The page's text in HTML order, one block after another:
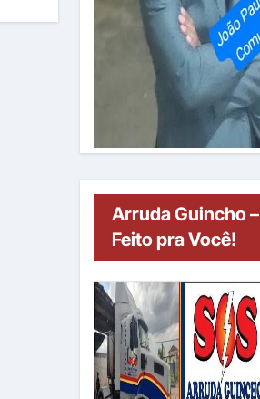
Arruda Guincho –
Feito pra Você!